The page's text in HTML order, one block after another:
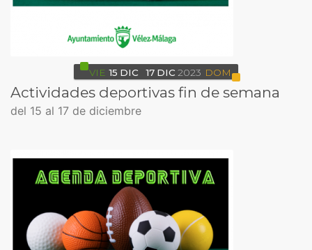
VIE 15 DIC 17 DIC 2023 DOM
Actividades deportivas fin de semana
del 15 al 17 de diciembre